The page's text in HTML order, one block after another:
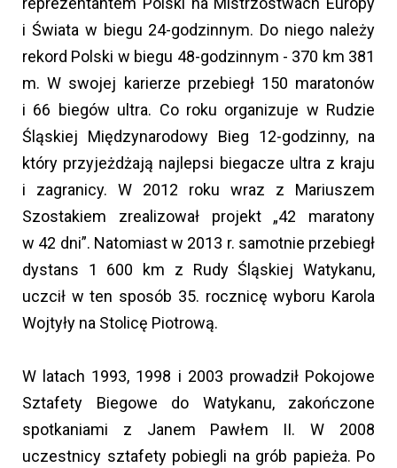
i Świata w biegu 24-godzinnym. Do niego należy
rekord Polski w biegu 48-godzinnym - 370 km 381
m. W swojej karierze przebiegł 150 maratonów
i 66 biegów ultra. Co roku organizuje w Rudzie
Śląskiej Międzynarodowy Bieg 12-godzinny, na
który przyjeżdżają najlepsi biegacze ultra z kraju
i zagranicy. W 2012 roku wraz z Mariuszem
Szostakiem zrealizował projekt „42 maratony
w 42 dni”. Natomiast w 2013 r. samotnie przebiegł
dystans 1 600 km z Rudy Śląskiej Watykanu,
uczcił w ten sposób 35. rocznicę wyboru Karola
Wojtyły na Stolicę Piotrową.
W latach 1993, 1998 i 2003 prowadził Pokojowe
Sztafety Biegowe do Watykanu, zakończone
spotkaniami z Janem Pawłem II. W 2008
uczestnicy sztafety pobiegli na grób papieża. Po